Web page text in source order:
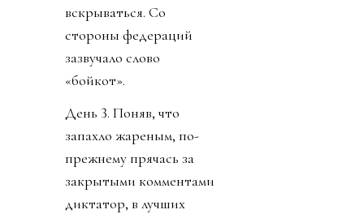
вскрываться. Со
стороны федераций
зазвучало слово
«бойкот».
День 3. Поняв, что
запахло жареным, по-
прежнему прячась за
закрытыми комментами
диктатор, в лучших